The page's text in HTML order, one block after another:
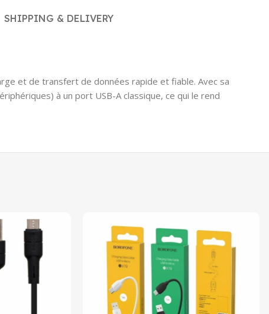
SHIPPING & DELIVERY
et de transfert de données rapide et fiable. Avec sa
à un port USB-A classique, ce qui le rend